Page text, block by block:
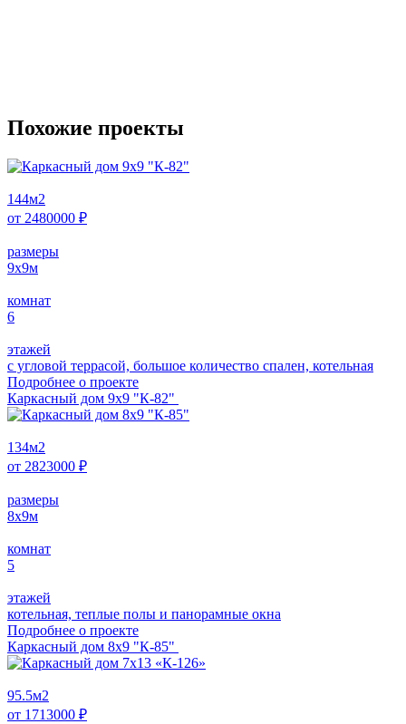
Похожие проекты
144м2
от 2480000 ₽
размеры
9х9м
комнат
6
этажей
с угловой террасой, большое количество спален, котельная
Подробнее о проектe
Каркасный дом 9х9 "К-82"
134м2
от 2823000 ₽
размеры
8х9м
комнат
5
этажей
котельная, теплые полы и панорамные окна
Подробнее о проектe
Каркасный дом 8х9 "К-85"
95.5м2
от 1713000 ₽